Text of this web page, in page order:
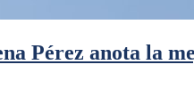
Pérez anota la